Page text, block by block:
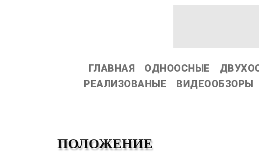
ГЛАВНАЯ ОДНООСНЫЕ
РЕАЛИЗОВАНЫЕ
ВИДЕООБЗОРЫ
ПОЛОЖЕНИЕ